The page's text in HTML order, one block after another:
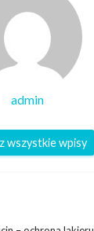
admin
wszystkie wpisy